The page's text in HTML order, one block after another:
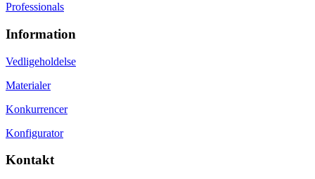
Professionals
Information
Vedligeholdelse
Materialer
Konkurrencer
Konfigurator
Kontakt